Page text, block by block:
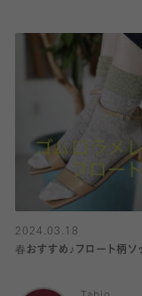
2024.03.18
春おすすめ♪フロート柄ソ